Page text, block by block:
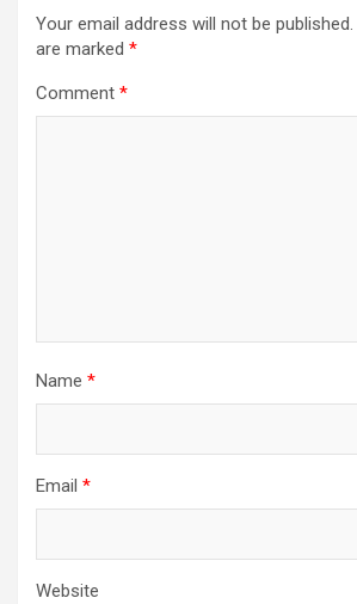
Your email address will not be published.
are marked *
Comment *
Name *
Email *
Website